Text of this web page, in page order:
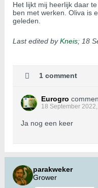
Het lijkt mij heerlijk daar
ben met werken. Oliva is
geleden.
Last edited byKneis; 18
1 comment
Eurogro
18 September
Ja nog een keer
parakweker
Grower